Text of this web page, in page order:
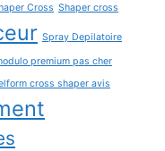
Cross Shaper cross
Spray Depilatoire
premium pas cher
cross shaper avis